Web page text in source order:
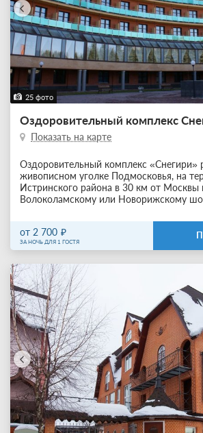
25 фото
Оздоровительный комплекс
Показать на карте
Оздоровительный комплекс «Снегири»
живописном уголке Подмосковья, на
Истринского района в 30 км от Москвы
Волоколамскому или Новорижскому
от 2 700
ЗА НОЧЬ ДЛЯ 1 ГОСТЯ